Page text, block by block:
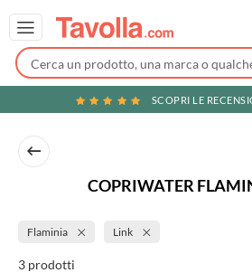
SCOPRI LE
COPRIWATER
Flaminia Link
3 prodotti